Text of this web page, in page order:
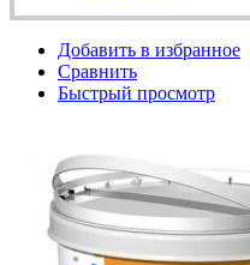
Добавить в избранное
Сравнить
Быстрый просмотр